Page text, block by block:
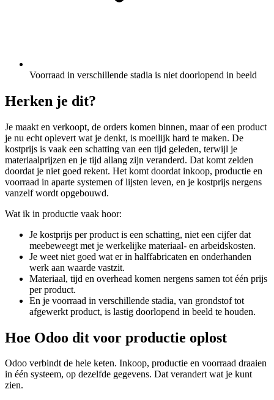
Voorraad in verschillende stadia is niet doorlopend in beeld
Herken je dit?
Je maakt en verkoopt, de orders komen binnen, maar of een product
je nu echt oplevert wat je denkt, is moeilijk hard te maken. De
kostprijs is vaak een schatting van een tijd geleden, terwijl je
materiaalprijzen en je tijd allang zijn veranderd. Dat komt zelden
doordat je niet goed rekent. Het komt doordat inkoop, productie en
voorraad in aparte systemen of lijsten leven, en je kostprijs nergens
vanzelf wordt opgebouwd.
Wat ik in productie vaak hoor:
Je kostprijs per product is een schatting, niet een cijfer dat
meebeweegt met je werkelijke materiaal- en arbeidskosten.
Je weet niet goed wat er in halffabricaten en onderhanden
werk aan waarde vastzit.
Materiaal, tijd en overhead komen nergens samen tot één prijs
per product.
En je voorraad in verschillende stadia, van grondstof tot
afgewerkt product, is lastig doorlopend in beeld te houden.
Hoe Odoo dit voor productie oplost
Odoo verbindt de hele keten. Inkoop, productie en voorraad draaien
in één systeem, op dezelfde gegevens. Dat verandert wat je kunt
zien.